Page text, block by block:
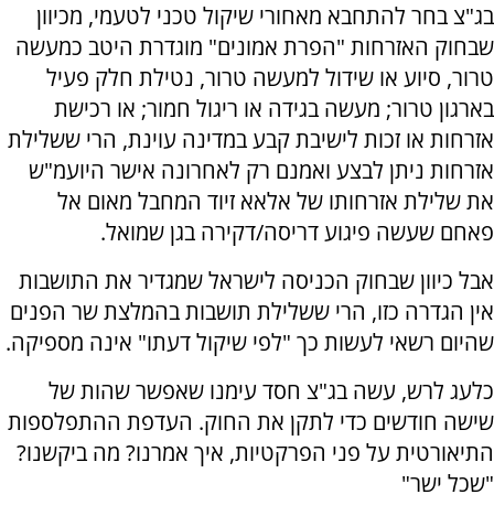
בג"צ בחר להתחבא מאחורי שיקול טכני לטעמי, מכיוון
שבחוק האזרחות "הפרת אמונים" מוגדרת היטב כמעשה
טרור, סיוע או שידול למעשה טרור, נטילת חלק פעיל
בארגון טרור; מעשה בגידה או ריגול חמור; או רכישת
אזרחות או זכות לישיבת קבע במדינה עוינת, הרי ששלילת
אזרחות ניתן לבצע ואמנם רק לאחרונה אישר היועמ"ש
את שלילת אזרחותו של אלאא זיוד המחבל מאום אל
פאחם שעשה פיגוע דריסה/דקירה בגן שמואל.
אבל כיוון שבחוק הכניסה לישראל שמגדיר את התושבות
אין הגדרה כזו, הרי ששלילת תושבות בהמלצת שר הפנים
שהיום רשאי לעשות כך "לפי שיקול דעתו" אינה מספיקה.
כלעג לרש, עשה בג"צ חסד עימנו שאפשר שהות של
שישה חודשים כדי לתקן את החוק. העדפת ההתפלספות
התיאורטית על פני הפרקטיות, איך אמרנו? מה ביקשנו?
"שכל ישר"